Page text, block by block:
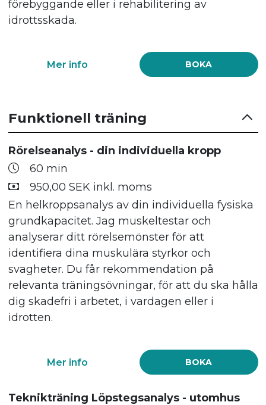
förebyggande eller i rehabilitering av
idrottsskada.
BOKA
Mer info
Funktionell träning
Rörelseanalys - din individuella kropp
60 min
950,00 SEK inkl. moms
En helkroppsanalys av din individuella fysiska
grundkapacitet. Jag muskeltestar och
analyserar ditt rörelsemönster för att
identifiera dina muskulära styrkor och
svagheter. Du får rekommendation på
relevanta träningsövningar, för att du ska hålla
dig skadefri i arbetet, i vardagen eller i
idrotten.
BOKA
Mer info
Teknikträning Löpstegsanalys - utomhus